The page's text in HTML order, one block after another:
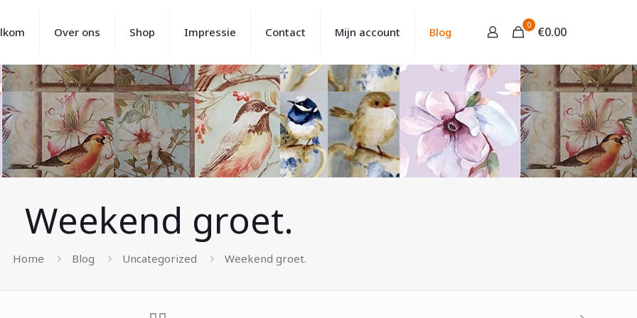
Over ons Shop Impressie Contact Mijn account Blog
0 €0.00
Weekend groet.
Home Blog Uncategorized Weekend groet.